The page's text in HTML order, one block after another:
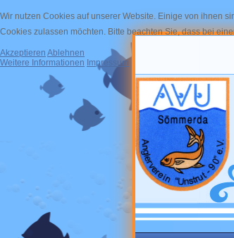
Wir nutzen Cookies auf unserer Website. Einige von ihnen
Cookies zulassen möchten. Bitte beachten Sie, dass bei
Akzeptieren Ablehnen
Weitere Informationen Impressum